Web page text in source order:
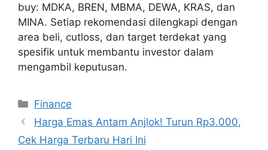
buy: MDKA, BREN, MBMA, DEWA, KRAS, dan
MINA. Setiap rekomendasi dilengkapi dengan
area beli, cutloss, dan target terdekat yang
spesifik untuk membantu investor dalam
mengambil keputusan.
Categories
Finance
Harga Emas Antam Anjlok! Turun Rp3.000,
Cek Harga Terbaru Hari Ini